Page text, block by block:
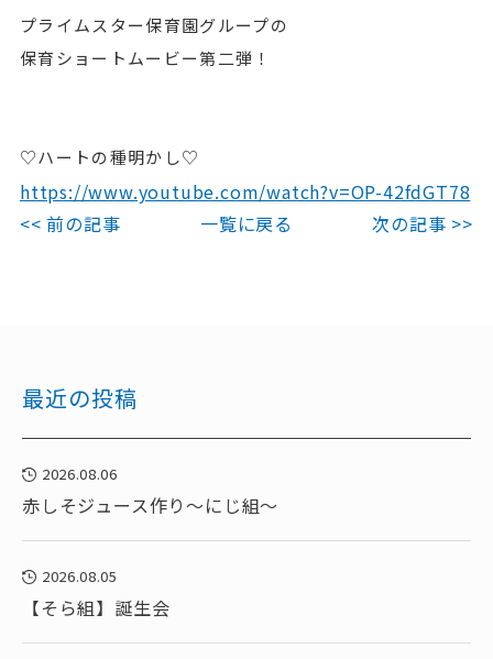
プライムスター保育園グループの
保育ショートムービー第二弾！
♡ハートの種明かし♡
https://www.youtube.com/watch?v=OP-42fdGT78
<< 前の記事
一覧に戻る 次の記事 >>
最近の投稿
2026.08.06
赤しそジュース作り～にじ組～
2026.08.05
【そら組】誕生会